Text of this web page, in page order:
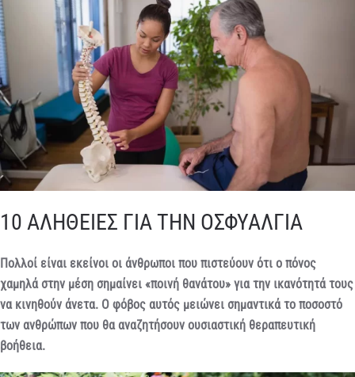
10 ΑΛΗΘΕΙΕΣ ΓΙΑ ΤΗΝ ΟΣΦΥΑΛΓΙΑ
Πολλοί είναι εκείνοι οι άνθρωποι που πιστεύουν ότι ο πόνος
χαμηλά στην μέση σημαίνει «ποινή θανάτου» για την ικανότητά τους
να κινηθούν άνετα. Ο φόβος αυτός μειώνει σημαντικά το ποσοστό
των ανθρώπων που θα αναζητήσουν ουσιαστική θεραπευτική
βοήθεια.